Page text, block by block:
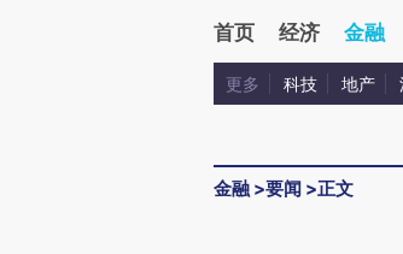
首页 经济 金融
更多 科技 地产
金融 >要闻 >正文